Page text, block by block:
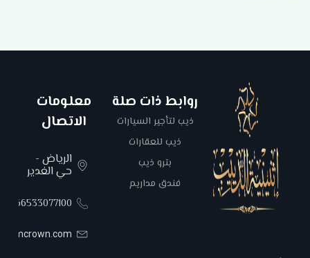
روابط ذات صلة
ذيب لتأجير السيارات
ذيب للعقارات
بترو ذيب
فندق مداريم
معلومات
الاتصال
الرياض -
حي الغدير